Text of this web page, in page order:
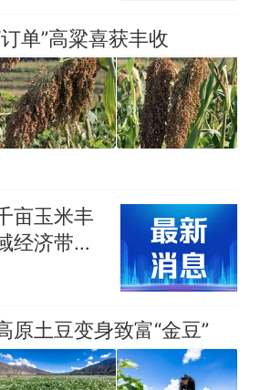
单”高粱喜获丰收
亩玉米丰
经济带动
原土豆变身致富“金豆”